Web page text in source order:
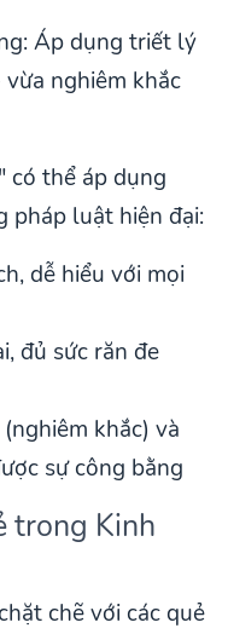
Áp dụng triết lý
nghiêm khắc
có thể áp dụng
pháp luật hiện đại:
dễ hiểu với mọi
đủ sức răn đe
khắc) và
sự công bằng
trong Kinh
chẽ với các quẻ